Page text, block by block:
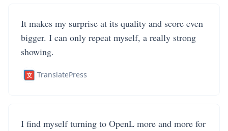
It makes my surprise at its quality and score even
bigger. I can only repeat myself, a really strong
showing.
TranslatePress
I find myself turning to OpenL more and more for